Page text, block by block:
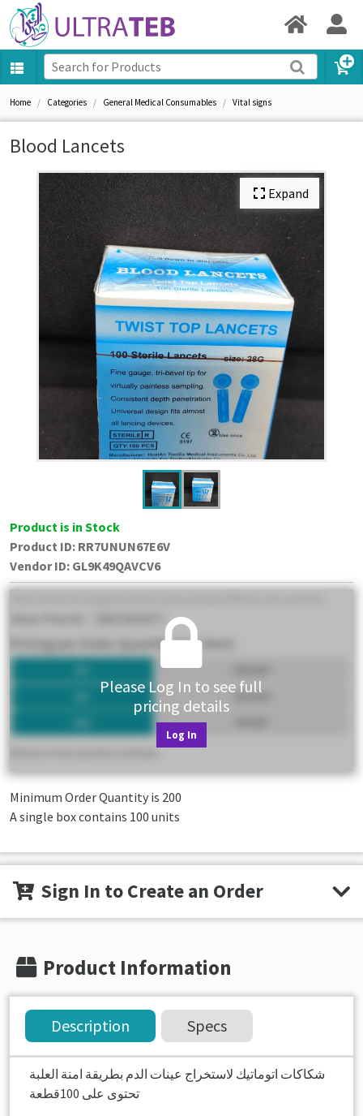
Home Categories General Medical Consumables Vital signs
Blood Lancets
Expand
Product is in Stock
Product ID: RR7UNUN67E6V
Vendor ID: GL9K49QAVCV6
Please Log In to see full
pricing details
Log In
Minimum Order Quantity is 200
A single box contains 100 units
Sign In to Create an Order
Product Information
Description Specs
شكاكات اتوماتيك لاستخراج عينات الدم بطريقة امنة العلبة
تحتوى على 100قطعة